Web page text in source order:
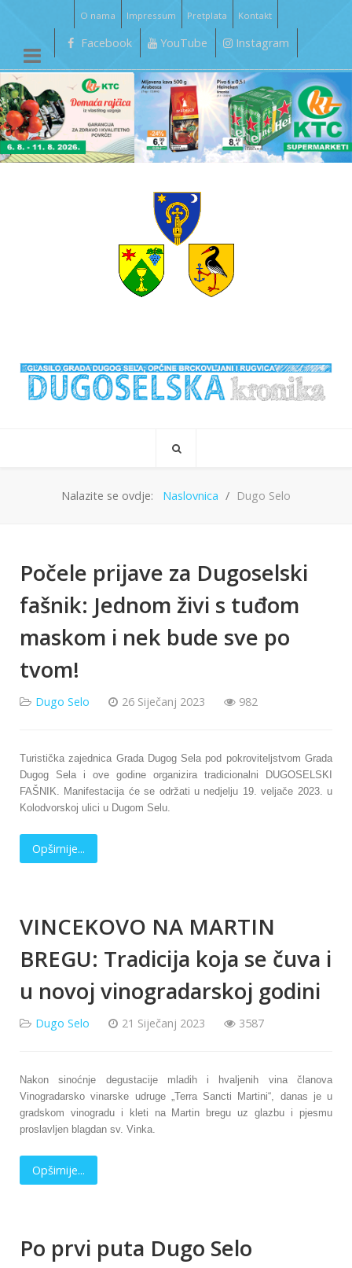
O nama Impressum Pretplata Kontakt
Facebook YouTube Instagram
Nalazite se ovdje: Naslovnica Dugo Selo
Počele prijave za Dugoselski
fašnik: Jednom živi s tuđom
maskom i nek bude sve po
tvom!
Dugo Selo 26 Siječanj 2023 982
Turistička zajednica Grada Dugog Sela pod pokroviteljstvom Grada
Dugog Sela i ove godine organizira tradicionalni DUGOSELSKI
FAŠNIK. Manifestacija će se održati u nedjelju 19. veljače 2023. u
Kolodvorskoj ulici u Dugom Selu.
Opširnije...
VINCEKOVO NA MARTIN
BREGU: Tradicija koja se čuva i
u novoj vinogradarskoj godini
Dugo Selo 21 Siječanj 2023 3587
Nakon sinoćnje degustacije mladih i hvaljenih vina članova
Vinogradarsko vinarske udruge „Terra Sancti Martini“, danas je u
gradskom vinogradu i kleti na Martin bregu uz glazbu i pjesmu
proslavljen blagdan sv. Vinka.
Opširnije...
Po prvi puta Dugo Selo